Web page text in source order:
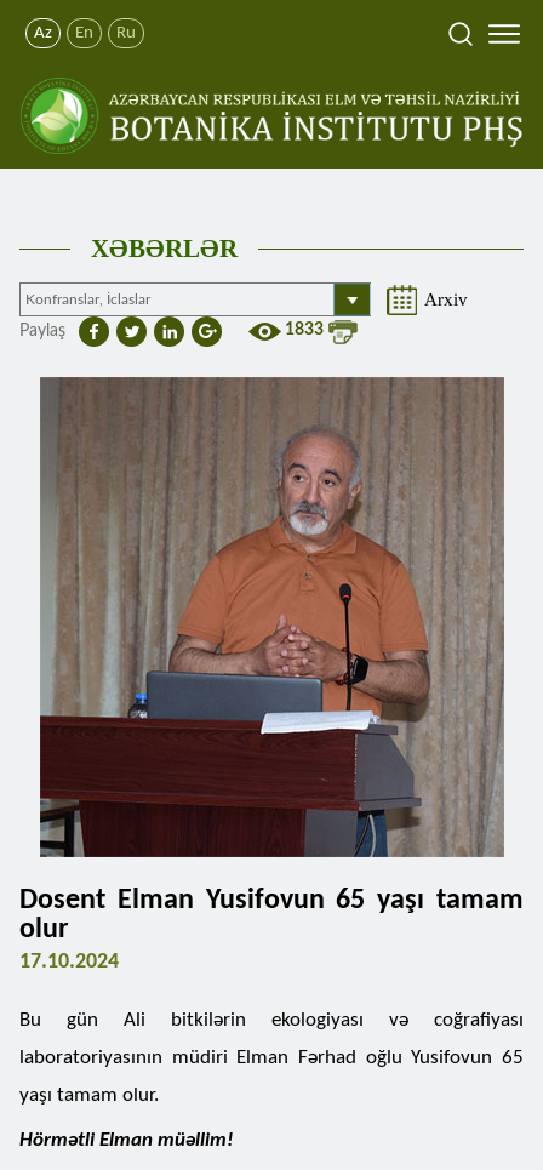
Az En Ru
XƏBƏRLƏR
Arxiv
Paylaş 1833
Dosent Elman Yusifovun 65 yaşı tamam
olur
17.10.2024
Bu gün Ali bitkilərin ekologiyası və coğrafiyası
laboratoriyasının müdiri Elman Fərhad oğlu Yusifovun 65
yaşı tamam olur.
Hörmətli Elman müəllim!